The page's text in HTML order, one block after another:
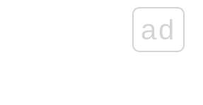
ad